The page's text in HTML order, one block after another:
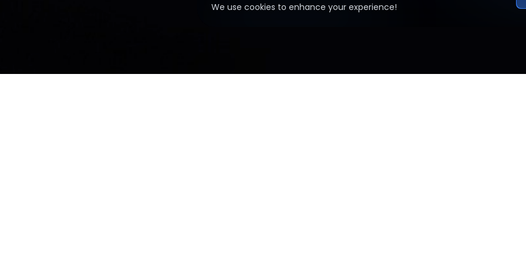
We use cookies to enhance your experience!